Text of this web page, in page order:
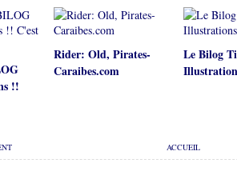
!!
Rider: Old, Pirates-
Caraibes.com
Le Bilog
ACCUEIL